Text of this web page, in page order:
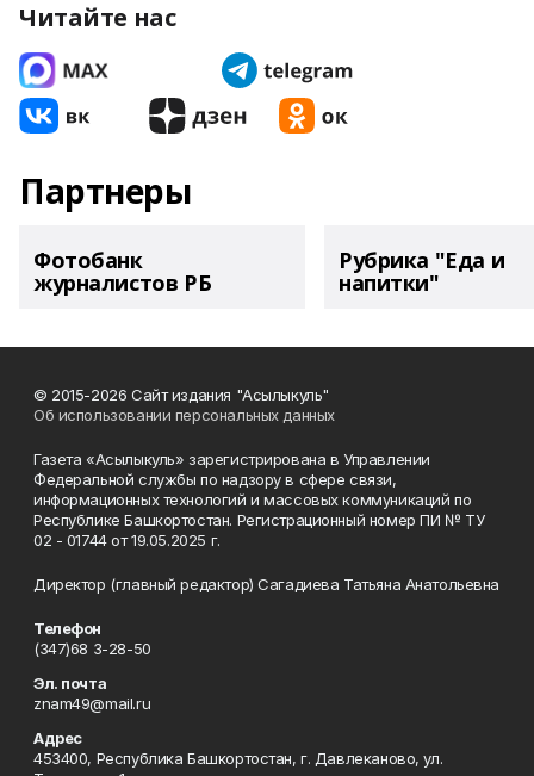
Читайте нас
Партнеры
Фотобанк
журналистов РБ
Рубрика "Еда и
напитки"
© 2015-2026 Сайт издания "Асылыкуль"
Об использовании персональных данных
Газета «Асылыкуль» зарегистрирована в Управлении
Федеральной службы по надзору в сфере связи,
информационных технологий и массовых коммуникаций по
Республике Башкортостан. Регистрационный номер ПИ № ТУ
02 - 01744 от 19.05.2025 г.
Директор (главный редактор) Сагадиева Татьяна Анатольевна
Телефон
(347)68 3-28-50
Эл. почта
znam49@mail.ru
Адрес
453400, Республика Башкортостан, г. Давлеканово, ул.